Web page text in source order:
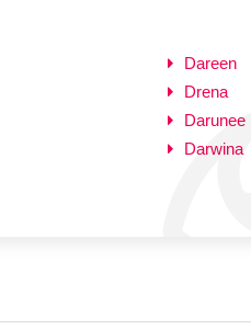
Dareen
Drena
Darunee
Darwina